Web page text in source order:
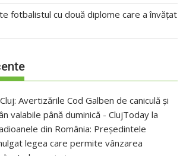
fotbalistul cu două diplome care a învățat
Avertizările Cod Galben de caniculă și
valabile până duminică - ClujToday la
din România: Președintele
legea care permite vânzarea